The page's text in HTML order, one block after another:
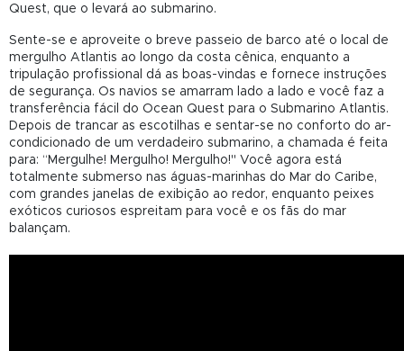
Quest, que o levará ao submarino.
Sente-se e aproveite o breve passeio de barco até o local de
mergulho Atlantis ao longo da costa cênica, enquanto a
tripulação profissional dá as boas-vindas e fornece instruções
de segurança. Os navios se amarram lado a lado e você faz a
transferência fácil do Ocean Quest para o Submarino Atlantis.
Depois de trancar as escotilhas e sentar-se no conforto do ar-
condicionado de um verdadeiro submarino, a chamada é feita
para: “Mergulhe! Mergulho! Mergulho!" Você agora está
totalmente submerso nas águas-marinhas do Mar do Caribe,
com grandes janelas de exibição ao redor, enquanto peixes
exóticos curiosos espreitam para você e os fãs do mar
balançam.